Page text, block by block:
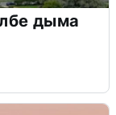
дыма